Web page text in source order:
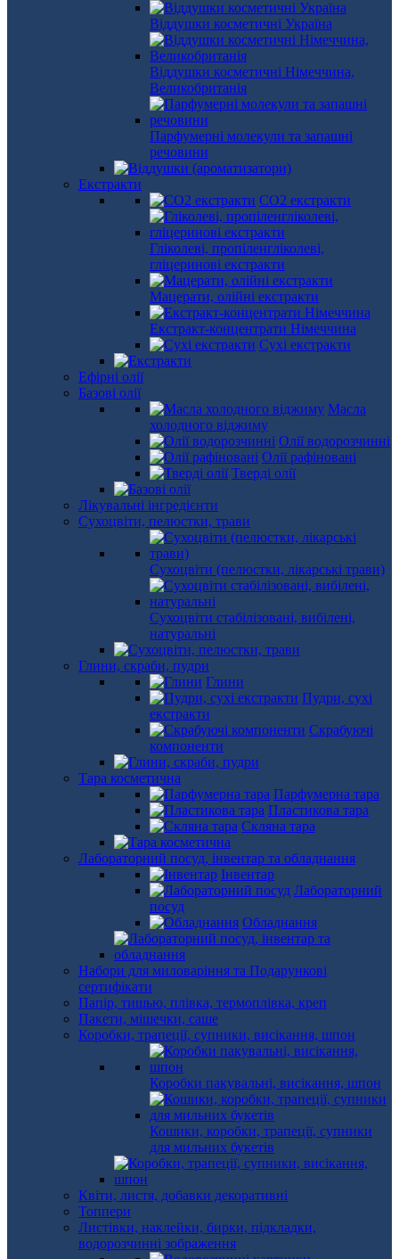
Віддушки косметичні Україна
Віддушки косметичні Німеччина,
Великобританія
Парфумерні молекули та запашні
речовини
Екстракти
СО2 екстракти
Гліколеві, пропіленгліколеві,
гліцеринові екстракти
Мацерати, олійні екстракти
Екстракт-концентрати Німеччина
Сухі екстракти
Ефірні олії
Базові олії
Масла
холодного віджиму
Олії водорозчинні
Олії рафіновані
Тверді олії
Лікувальні інгредієнти
Сухоцвіти, пелюстки, трави
Сухоцвіти (пелюстки, лікарські трави)
Сухоцвіти стабілізовані, вибілені,
натуральні
Глини, скраби, пудри
Глини
Пудри, сухі
екстракти
Скрабуючі
компоненти
Тара косметична
Парфумерна тара
Пластикова тара
Скляна тара
Лабораторний посуд, інвентар та обладнання
Інвентар
Лабораторний
посуд
Обладнання
Набори для миловаріння та Подарункові
сертифікати
Папір, тишью, плівка, термоплівка, креп
Пакети, мішечки, саше
Коробки, трапеції, супники, висікання, шпон
Коробки пакувальні, висікання, шпон
Кошики, коробки, трапеції, супники
для мильних букетів
Квіти, листя, добавки декоративні
Топпери
Листівки, наклейки, бирки, підкладки,
водорозчинні зображення